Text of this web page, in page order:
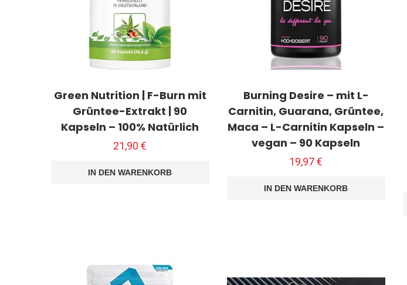
Green Nutrition | F-Burn mit
Grüntee-Extrakt | 90
Kapseln – 100% Natürlich
21,90€
IN DEN WARENKORB
Burning Desire – mit L-
Carnitin, Guarana, Grüntee,
Maca – L-Carnitin Kapseln –
vegan – 90 Kapseln
19,97€
IN DEN WARENKORB